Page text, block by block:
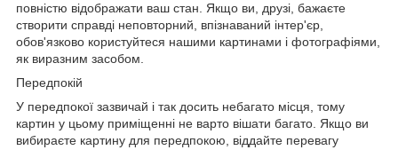
повністю відображати ваш стан. Якщо ви, друзі, бажаєте
створити справді неповторний, впізнаваний інтер'єр,
обов'язково користуйтеся нашими картинами і фотографіями,
як виразним засобом.
Передпокій
У передпокої зазвичай і так досить небагато місця, тому
картин у цьому приміщенні не варто вішати багато. Якщо ви
вибираєте картину для передпокою, віддайте перевагу